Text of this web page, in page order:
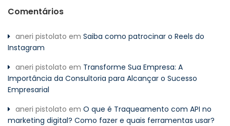
Comentários
aneri pistolato em Saiba como patrocinar o Reels do
Instagram
aneri pistolato em Transforme Sua Empresa: A
Importância da Consultoria para Alcançar o Sucesso
Empresarial
aneri pistolato em O que é Traqueamento com API no
marketing digital? Como fazer e quais ferramentas usar?